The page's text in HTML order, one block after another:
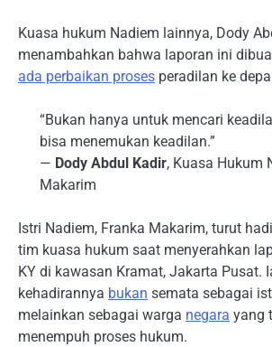
Kuasa hukum Nadiem lainnya, Dody
menambahkan bahwa laporan ini
ada perbaikan proses peradilan ke
“Bukan hanya untuk mencari
bisa menemukan keadilan.”
— Dody Abdul Kadir, Kuasa Hukum
Makarim
Istri Nadiem, Franka Makarim, turut
tim kuasa hukum saat menyerahkan
KY di kawasan Kramat, Jakarta Pusat.
kehadirannya bukan semata sebagai
melainkan sebagai warga negara yang
menempuh proses hukum.